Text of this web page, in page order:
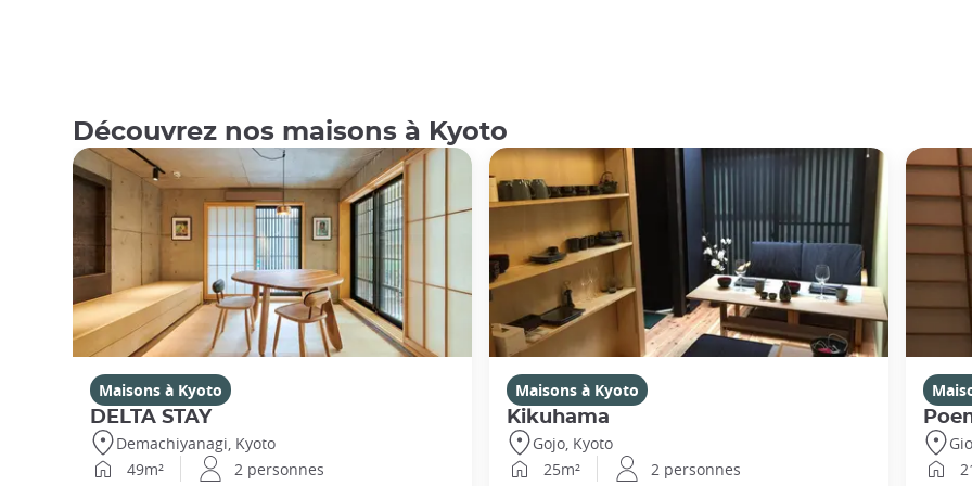
Découvrez nos maisons à Kyoto
Maisons à Kyoto
DELTA STAY
Demachiyanagi, Kyoto
49m²
2 personnes
Maisons à Kyoto
Kikuhama
Gojo, Kyoto
25m²
2 personnes